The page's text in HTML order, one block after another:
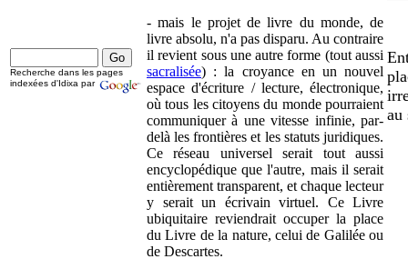
- mais le projet de livre du monde, de
livre absolu, n'a pas disparu. Au contraire
il revient sous une autre forme (tout aussi
sacralisée) : la croyance en un nouvel
espace d'écriture / lecture, électronique,
où tous les citoyens du monde pourraient
communiquer à une vitesse infinie, par-
delà les frontières et les statuts juridiques.
Ce réseau universel serait tout aussi
encyclopédique que l'autre, mais il serait
entièrement transparent, et chaque lecteur
y serait un écrivain virtuel. Ce Livre
ubiquitaire reviendrait occuper la place
du Livre de la nature, celui de Galilée ou
de Descartes.
au
Recherche dans les pages
indexées d'Idixa par